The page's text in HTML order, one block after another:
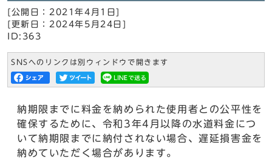
[公開日：2021年4月1日]
[更新日：2024年5月24日]
ID:363
SNSへのリンクは別ウィンドウで開きます
納期限までに料金を納められた使用者との公平性を
確保するために、令和3年4月以降の水道料金につ
いて納期限までに納付されない場合、遅延損害金を
納めていただく場合があります。